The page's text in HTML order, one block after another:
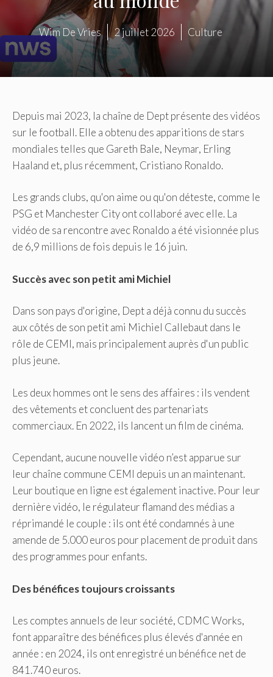
Wim De Vries 2 juillet 2026 Culture
Depuis mai 2023, la chaîne de Dept présente des vidéos
sur le football. Elle a obtenu des apparitions de stars
mondiales telles que Gareth Bale, Neymar, Erling
Haaland et, plus récemment, Cristiano Ronaldo.
Les grands clubs, qu'on aime ou qu'on déteste, comme le
PSG et Manchester City ont collaboré avec elle. La
vidéo de sa rencontre avec Ronaldo a été visionnée plus
de 6,9 ​​millions de fois depuis le 16 juin.
Succès avec son petit ami Michiel
Dans son pays d'origine, Dept a déjà connu du succès
aux côtés de son petit ami Michiel Callebaut dans le
rôle de CEMI, mais principalement auprès d'un public
plus jeune.
Les deux hommes ont le sens des affaires : ils vendent
des vêtements et concluent des partenariats
commerciaux. En 2022, ils lancent un film de cinéma.
Cependant, aucune nouvelle vidéo n’est apparue sur
leur chaîne commune CEMI depuis un an maintenant.
Leur boutique en ligne est également inactive. Pour leur
dernière vidéo, le régulateur flamand des médias a
réprimandé le couple : ils ont été condamnés à une
amende de 5.000 euros pour placement de produit dans
des programmes pour enfants.
Des bénéfices toujours croissants
Les comptes annuels de leur société, CDMC Works,
font apparaître des bénéfices plus élevés d'année en
année : en 2024, ils ont enregistré un bénéfice net de
841.740 euros.